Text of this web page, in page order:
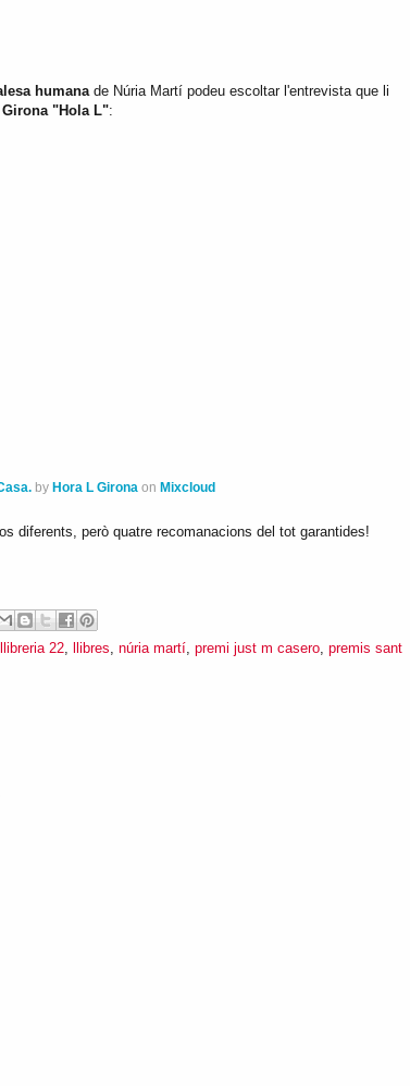
humana de Núria Martí podeu escoltar l'entrevista que li
"Hola L":
by Hora L Girona on Mixcloud
diferents, però quatre recomanacions del tot garantides!
llibreria 22 llibres núria martí premi just m casero premis sant